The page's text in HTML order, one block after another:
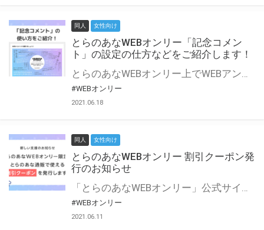
同人 女性向け
とらのあなWEBオンリー「記念コメン
ト」の設定の仕方などをご紹介します！
とらのあなWEBオンリー上でWEBアンソロジーが作成できる「記念コメント」について、その使い方や作成手順を解説します！ 支援タイプを「サークル参加型」「サークル参加型・マルシェ(イベント会場)機能付き」でお申し込みいただいている主催者様はぜひご活用ください♪ とらのあなWEBオンリーサイトはこちら
#WEBオンリー
2021.06.18
同人 女性向け
とらのあなWEBオンリー 割引クーポン発
行のお知らせ
「とらのあなWEBオンリー」公式サイトでとらのあな通販の「割引クーポン」を配布中！ イベントごとに開催当日限定で使える割引クーポンのシリアルコードを発行します。 とらのあなWEBオンリーのページをチェックして、イベント当日にお得にお買い物を楽しみましょう♪ ※本キャンペーンは予告なく終了する場合がございます。 とらのあなWEBオンリーサイトはこちら
#WEBオンリー
2021.06.11